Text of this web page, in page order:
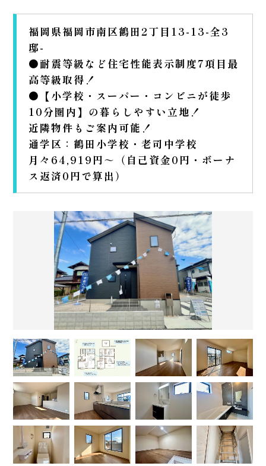
福岡県福岡市南区鶴田2丁目13-13-全3
邸-
●耐震等級など住宅性能表示制度7項目最
高等級取得！
●【小学校・スーパー・コンビニが徒歩
10分圏内】の暮らしやすい立地！
近隣物件もご案内可能！
通学区：鶴田小学校・老司中学校
月々64,919円～（自己資金0円・ボーナ
ス返済0円で算出）